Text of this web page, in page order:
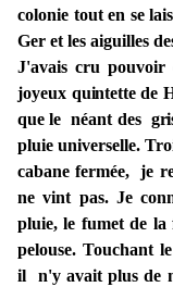
colonie tout en se
Ger et les aiguilles
J'avais cru pouvoir
joyeux quintettede
que le néant des
pluie universelle.
cabane fermée, je
ne vint pas. Je
pluie, le fumet de la
pelouse. Touchant
il n'y avait plus de